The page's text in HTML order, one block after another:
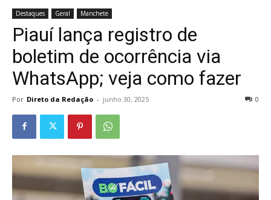
Destaques Geral Manchete
Piauí lança registro de
boletim de ocorrência via
WhatsApp; veja como fazer
Por Direto da Redação - junho 30, 2025 0